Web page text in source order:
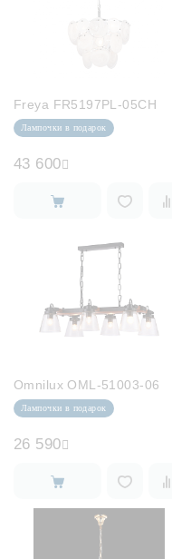
Freya FR5197PL-05CH
Лампочки в подарок
43 600
Omnilux OML-51003-06
Лампочки в подарок
26 590